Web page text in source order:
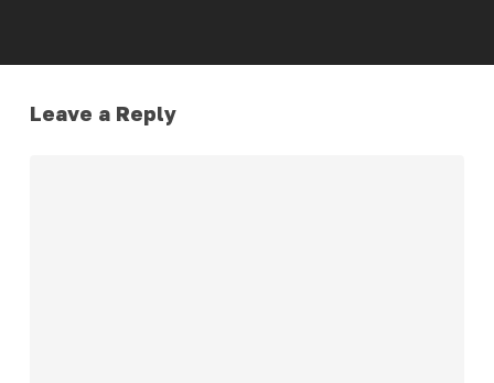
Leave a Reply